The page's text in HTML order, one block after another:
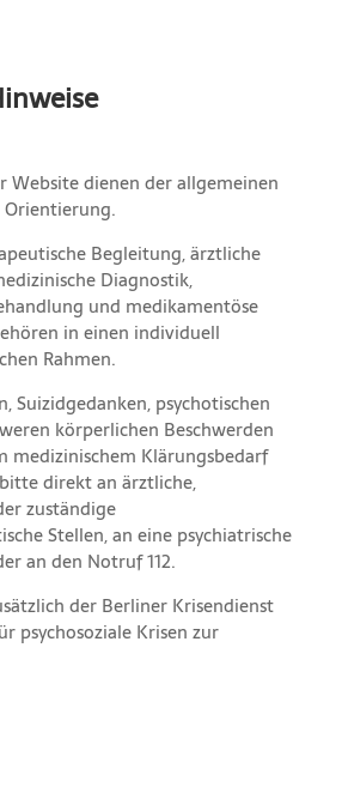
Website dienen der allgemeinen
Begleitung, ärztliche
Diagnostik,
und medikamentöse
in einen individuell
Rahmen.
Suizidgedanken, psychotischen
körperlichen Beschwerden
medizinischem Klärungsbedarf
direkt an ärztliche,
zuständige
Stellen, an eine psychiatrische
an den Notruf 112.
der Berliner Krisendienst
psychosoziale Krisen zur